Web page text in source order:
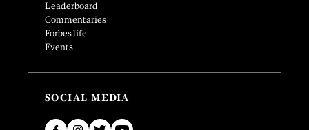
Leaderboard
Commentaries
Forbes life
Events
SOCIAL MEDIA